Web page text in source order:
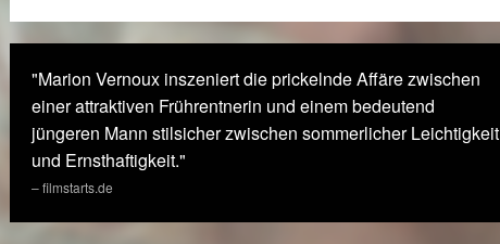
"Marion Vernoux inszeniert die prickelnde Affäre zwischen
einer attraktiven Frührentnerin und einem bedeutend
jüngeren Mann stilsicher zwischen sommerlicher Leichtigkeit
und Ernsthaftigkeit."
– filmstarts.de